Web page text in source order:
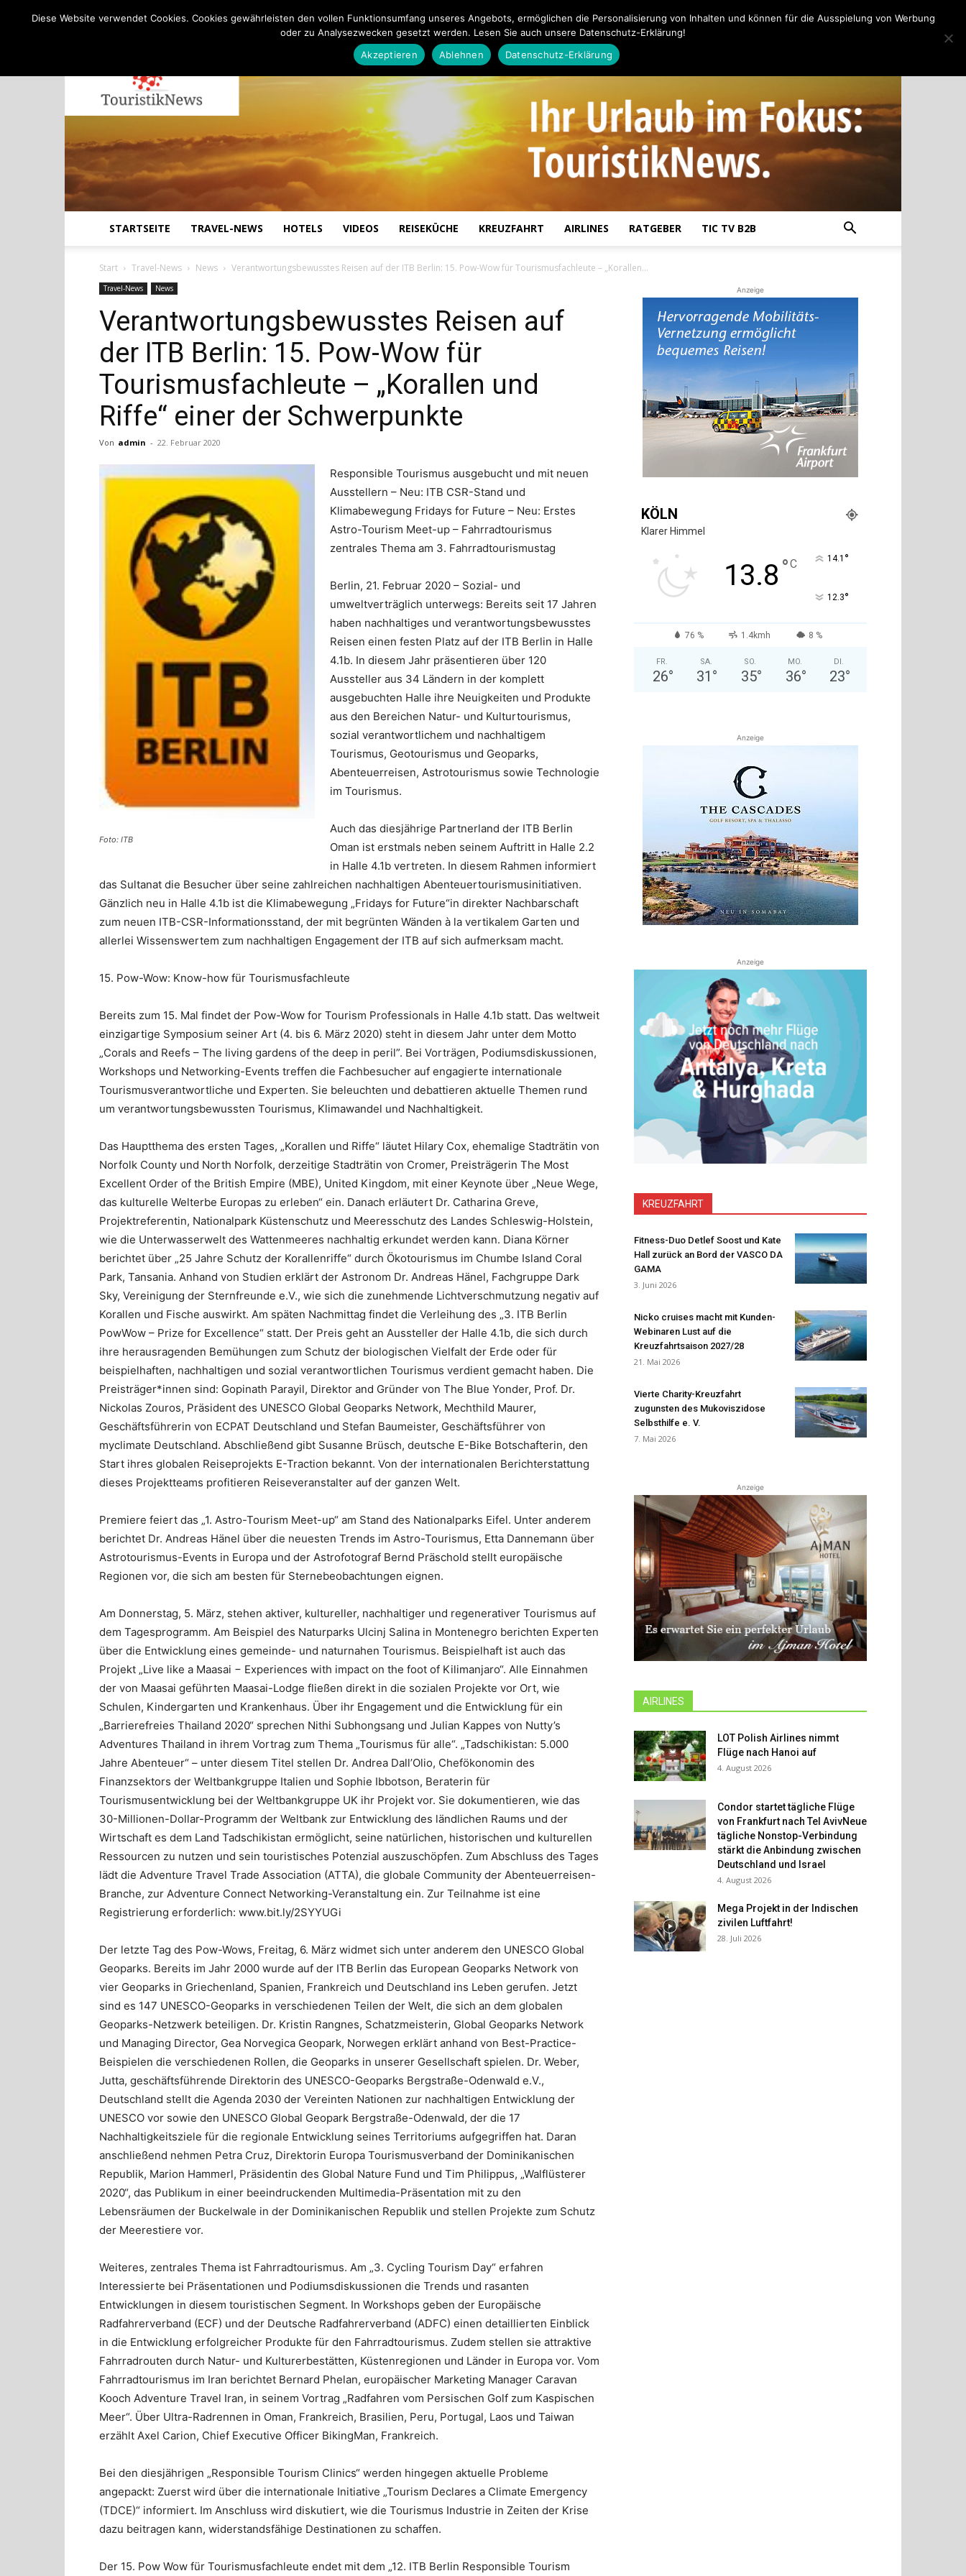
und
Reiseempfehlungen.
STARTSEITE TRAVEL-NEWS HOTELS VIDEOS REISEKÜCHE KREUZFAHRT AIRLINES RATGEBER TIC TV B2B
Start Travel-News News Verantwortungsbewusstes Reisen auf der ITB Berlin: 15. Pow-Wow für Tourismusfachleute – „Korallen...
Travel-News News
Verantwortungsbewusstes Reisen auf
der ITB Berlin: 15. Pow-Wow für
Tourismusfachleute – „Korallen und
Riffe“ einer der Schwerpunkte
Von admin - 22. Februar 2020
Foto: ITB
Responsible Tourismus ausgebucht und mit neuen
Ausstellern – Neu: ITB CSR-Stand und
Klimabewegung Fridays for Future – Neu: Erstes
Astro-Tourism Meet-up – Fahrradtourismus
zentrales Thema am 3. Fahrradtourismustag
Berlin, 21. Februar 2020 – Sozial- und
umweltverträglich unterwegs: Bereits seit 17 Jahren
haben nachhaltiges und verantwortungsbewusstes
Reisen einen festen Platz auf der ITB Berlin in Halle
4.1b. In diesem Jahr präsentieren über 120
Aussteller aus 34 Ländern in der komplett
ausgebuchten Halle ihre Neuigkeiten und Produkte
aus den Bereichen Natur- und Kulturtourismus,
sozial verantwortlichem und nachhaltigem
Tourismus, Geotourismus und Geoparks,
Abenteuerreisen, Astrotourismus sowie Technologie
im Tourismus.
Auch das diesjährige Partnerland der ITB Berlin
Oman ist erstmals neben seinem Auftritt in Halle 2.2
in Halle 4.1b vertreten. In diesem Rahmen informiert
das Sultanat die Besucher über seine zahlreichen nachhaltigen Abenteuertourismusinitiativen.
Gänzlich neu in Halle 4.1b ist die Klimabewegung „Fridays for Future“in direkter Nachbarschaft
zum neuen ITB-CSR-Informationsstand, der mit begrünten Wänden à la vertikalem Garten und
allerlei Wissenswertem zum nachhaltigen Engagement der ITB auf sich aufmerksam macht.
15. Pow-Wow: Know-how für Tourismusfachleute
Bereits zum 15. Mal findet der Pow-Wow for Tourism Professionals in Halle 4.1b statt. Das weltweit
einzigartige Symposium seiner Art (4. bis 6. März 2020) steht in diesem Jahr unter dem Motto
„Corals and Reefs – The living gardens of the deep in peril”. Bei Vorträgen, Podiumsdiskussionen,
Workshops und Networking-Events treffen die Fachbesucher auf engagierte internationale
Tourismusverantwortliche und Experten. Sie beleuchten und debattieren aktuelle Themen rund
um verantwortungsbewussten Tourismus, Klimawandel und Nachhaltigkeit.
Das Hauptthema des ersten Tages, „Korallen und Riffe“ läutet Hilary Cox, ehemalige Stadträtin von
Norfolk County und North Norfolk, derzeitige Stadträtin von Cromer, Preisträgerin The Most
Excellent Order of the British Empire (MBE), United Kingdom, mit einer Keynote über „Neue Wege,
das kulturelle Welterbe Europas zu erleben“ ein. Danach erläutert Dr. Catharina Greve,
Projektreferentin, Nationalpark Küstenschutz und Meeresschutz des Landes Schleswig-Holstein,
wie die Unterwasserwelt des Wattenmeeres nachhaltig erkundet werden kann. Diana Körner
berichtet über „25 Jahre Schutz der Korallenriffe“ durch Ökotourismus im Chumbe Island Coral
Park, Tansania. Anhand von Studien erklärt der Astronom Dr. Andreas Hänel, Fachgruppe Dark
Sky, Vereinigung der Sternfreunde e.V., wie sich die zunehmende Lichtverschmutzung negativ auf
Korallen und Fische auswirkt. Am späten Nachmittag findet die Verleihung des „3. ITB Berlin
PowWow – Prize for Excellence“ statt. Der Preis geht an Aussteller der Halle 4.1b, die sich durch
ihre herausragenden Bemühungen zum Schutz der biologischen Vielfalt der Erde oder für
beispielhaften, nachhaltigen und sozial verantwortlichen Tourismus verdient gemacht haben. Die
Preisträger*innen sind: Gopinath Parayil, Direktor and Gründer von The Blue Yonder, Prof. Dr.
Nickolas Zouros, Präsident des UNESCO Global Geoparks Network, Mechthild Maurer,
Geschäftsführerin von ECPAT Deutschland und Stefan Baumeister, Geschäftsführer von
myclimate Deutschland. Abschließend gibt Susanne Brüsch, deutsche E-Bike Botschafterin, den
Start ihres globalen Reiseprojekts E-Traction bekannt. Von der internationalen Berichterstattung
dieses Projektteams profitieren Reiseveranstalter auf der ganzen Welt.
Premiere feiert das „1. Astro-Tourism Meet-up“ am Stand des Nationalparks Eifel. Unter anderem
berichtet Dr. Andreas Hänel über die neuesten Trends im Astro-Tourismus, Etta Dannemann über
Astrotourismus-Events in Europa und der Astrofotograf Bernd Präschold stellt europäische
Regionen vor, die sich am besten für Sternebeobachtungen eignen.
Am Donnerstag, 5. März, stehen aktiver, kultureller, nachhaltiger und regenerativer Tourismus auf
dem Tagesprogramm. Am Beispiel des Naturparks Ulcinj Salina in Montenegro berichten Experten
über die Entwicklung eines gemeinde- und naturnahen Tourismus. Beispielhaft ist auch das
Projekt „Live like a Maasai − Experiences with impact on the foot of Kilimanjaro“. Alle Einnahmen
der von Maasai geführten Maasai-Lodge fließen direkt in die sozialen Projekte vor Ort, wie
Schulen, Kindergarten und Krankenhaus. Über ihr Engagement und die Entwicklung für ein
„Barrierefreies Thailand 2020“ sprechen Nithi Subhongsang und Julian Kappes von Nutty’s
Adventures Thailand in ihrem Vortrag zum Thema „Tourismus für alle“. „Tadschikistan: 5.000
Jahre Abenteuer“ – unter diesem Titel stellen Dr. Andrea Dall’Olio, Chefökonomin des
Finanzsektors der Weltbankgruppe Italien und Sophie Ibbotson, Beraterin für
Tourismusentwicklung bei der Weltbankgruppe UK ihr Projekt vor. Sie dokumentieren, wie das
30-Millionen-Dollar-Programm der Weltbank zur Entwicklung des ländlichen Raums und der
Wirtschaft es dem Land Tadschikistan ermöglicht, seine natürlichen, historischen und kulturellen
Ressourcen zu nutzen und sein touristisches Potenzial auszuschöpfen. Zum Abschluss des Tages
lädt die Adventure Travel Trade Association (ATTA), die globale Community der Abenteuerreisen-
Branche, zur Adventure Connect Networking-Veranstaltung ein. Zur Teilnahme ist eine
Registrierung erforderlich: www.bit.ly/2SYYUGi
Der letzte Tag des Pow-Wows, Freitag, 6. März widmet sich unter anderem den UNESCO Global
Geoparks. Bereits im Jahr 2000 wurde auf der ITB Berlin das European Geoparks Network von
vier Geoparks in Griechenland, Spanien, Frankreich und Deutschland ins Leben gerufen. Jetzt
sind es 147 UNESCO-Geoparks in verschiedenen Teilen der Welt, die sich an dem globalen
Geoparks-Netzwerk beteiligen. Dr. Kristin Rangnes, Schatzmeisterin, Global Geoparks Network
und Managing Director, Gea Norvegica Geopark, Norwegen erklärt anhand von Best-Practice-
Beispielen die verschiedenen Rollen, die Geoparks in unserer Gesellschaft spielen. Dr. Weber,
Jutta, geschäftsführende Direktorin des UNESCO-Geoparks Bergstraße-Odenwald e.V.,
Deutschland stellt die Agenda 2030 der Vereinten Nationen zur nachhaltigen Entwicklung der
UNESCO vor sowie den UNESCO Global Geopark Bergstraße-Odenwald, der die 17
Nachhaltigkeitsziele für die regionale Entwicklung seines Territoriums aufgegriffen hat. Daran
anschließend nehmen Petra Cruz, Direktorin Europa Tourismusverband der Dominikanischen
Republik, Marion Hammerl, Präsidentin des Global Nature Fund und Tim Philippus, „Walflüsterer
2020“, das Publikum in einer beeindruckenden Multimedia-Präsentation mit zu den
Lebensräumen der Buckelwale in der Dominikanischen Republik und stellen Projekte zum Schutz
der Meerestiere vor.
Weiteres, zentrales Thema ist Fahrradtourismus. Am „3. Cycling Tourism Day“ erfahren
Interessierte bei Präsentationen und Podiumsdiskussionen die Trends und rasanten
Entwicklungen in diesem touristischen Segment. In Workshops geben der Europäische
Radfahrerverband (ECF) und der Deutsche Radfahrerverband (ADFC) einen detaillierten Einblick
in die Entwicklung erfolgreicher Produkte für den Fahrradtourismus. Zudem stellen sie attraktive
Fahrradrouten durch Natur- und Kulturerbestätten, Küstenregionen und Länder in Europa vor. Vom
Fahrradtourismus im Iran berichtet Bernard Phelan, europäischer Marketing Manager Caravan
Kooch Adventure Travel Iran, in seinem Vortrag „Radfahren vom Persischen Golf zum Kaspischen
Meer“. Über Ultra-Radrennen in Oman, Frankreich, Brasilien, Peru, Portugal, Laos und Taiwan
erzählt Axel Carion, Chief Executive Officer BikingMan, Frankreich.
Bei den diesjährigen „Responsible Tourism Clinics“ werden hingegen aktuelle Probleme
angepackt: Zuerst wird über die internationale Initiative „Tourism Declares a Climate Emergency
(TDCE)“ informiert. Im Anschluss wird diskutiert, wie die Tourismus Industrie in Zeiten der Krise
dazu beitragen kann, widerstandsfähige Destinationen zu schaffen.
Der 15. Pow Wow für Tourismusfachleute endet mit dem „12. ITB Berlin Responsible Tourism
Anzeige
KÖLN
Klarer Himmel
13.8 °C 14.1 °
12.3°
76 % 1.4kmh 8 %
FR.
26°
SA.
31 °
SO.
35°
MO.
36°
DI.
23°
Anzeige
Anzeige
KREUZFAHRT
Fitness-Duo Detlef Soost und Kate
Hall zurück an Bord der VASCO DA
GAMA
3. Juni 2026
Nicko cruises macht mit Kunden-
Webinaren Lust auf die
Kreuzfahrtsaison 2027/28
21. Mai 2026
Vierte Charity-Kreuzfahrt
zugunsten des Mukoviszidose
Selbsthilfe e. V.
7. Mai 2026
Anzeige
AIRLINES
LOT Polish Airlines nimmt
Flüge nach Hanoi auf
4. August 2026
Condor startet tägliche Flüge
von Frankfurt nach Tel AvivNeue
tägliche Nonstop-Verbindung
stärkt die Anbindung zwischen
Deutschland und Israel
4. August 2026
Mega Projekt in der Indischen
zivilen Luftfahrt!
28. Juli 2026
Diese Website verwendet Cookies. Cookies gewährleisten den vollen Funktionsumfang unseres Angebots, ermöglichen die Personalisierung von Inhalten und können für die Ausspielung von Werbung
oder zu Analysezwecken gesetzt werden. Lesen Sie auch unsere Datenschutz-Erklärung!
Akzeptieren
Ablehnen Datenschutz-Erklärung